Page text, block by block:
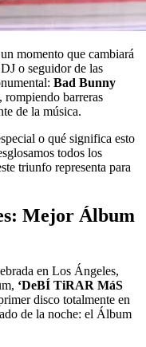
momento que cambiará
o seguidor de las
Bad Bunny
, rompiendo barreras
de la música.
o qué significa esto
todos los
triunfo representa para
Mejor Álbum
en Los Ángeles,
‘DeBÍ TiRAR MáS
disco totalmente en
de la noche: el Álbum